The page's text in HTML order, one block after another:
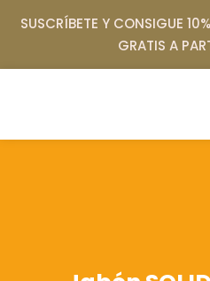
SUSCRÍBETE Y CONSIGUE
GRATIS A